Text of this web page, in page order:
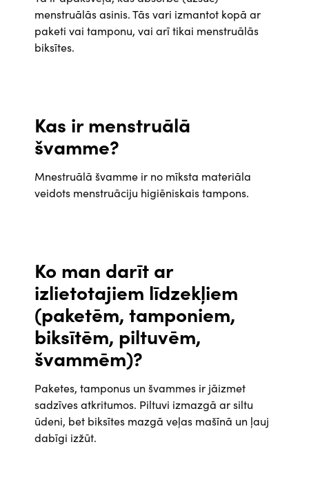
menstruālās asinis. Tās vari izmantot kopā ar
paketi vai tamponu, vai arī tikai menstruālās
biksītes.
Kas ir menstruālā
švamme?
Mnestruālā švamme ir no mīksta materiāla
veidots menstruāciju higiēniskais tampons.
Ko man darīt ar
izlietotajiem līdzekļiem
(paketēm, tamponiem,
biksītēm, piltuvēm,
švammēm)?
Paketes, tamponus un švammes ir jāizmet
sadzīves atkritumos. Piltuvi izmazgā ar siltu
ūdeni, bet biksītes mazgā veļas mašīnā un ļauj
dabīgi izžūt.